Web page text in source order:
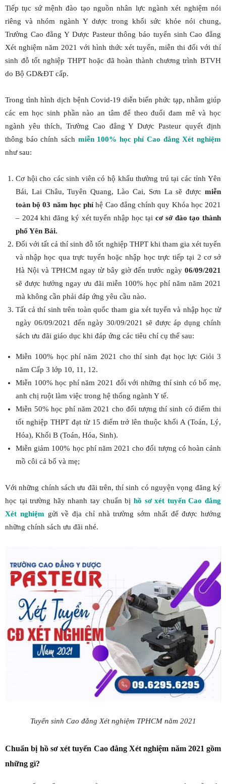
Tiếp tục sứ mệnh đào tạo nguồn nhân lực ngành xét nghiệm nói
riêng và nhóm ngành Y dược trong khối sức khỏe nói chung,
Trường Cao đẳng Y Dược Pasteur thông báo tuyển sinh Cao đẳng
Xét nghiệm năm 2021 với hình thức xét tuyển, miễn thi đối với thí
sinh đỗ tốt nghiệp THPT hoặc đã hoàn thành chương trình BTVH
do Bộ GD&ĐT cấp.
Trong tình hình dịch bệnh Covid-19 diễn biến phức tạp, nhằm giúp
các em học sinh phần nào an tâm để theo đuổi đam mê và học
ngành yêu thích, Trường Cao đẳng Y Dược Pasteur quyết định
thông báo chính sách miễn 100% học phí Cao đẳng Xét nghiệm
như sau:
Cơ hội cho các sinh viên có hộ khẩu thường trú tại các tỉnh Yên
Bái, Lai Châu, Tuyên Quang, Lào Cai, Sơn La sẽ được miễn
toàn bộ 03 năm học phíhệ Cao đẳng chính quy Khóa học 2021
– 2024 khi đăng ký xét tuyển nhập học tạicơ sở đào tạo thành
phố Yên Bái.
Đối với tất cả thí sinh đỗ tốt nghiệp THPT khi tham gia xét tuyển
và nhập học qua trực tuyến hoặc nhập học trực tiếp tại 2 cơ sở
Hà Nội và TPHCM ngay từ bây giờ đến trước ngày 06/09/2021
sẽ được hưởng ngay ưu đãi miễn 100% học phí năm năm 2021
mà không cần phải đáp ứng yêu cầu nào.
Tất cả thí sinh trên toàn quốc tham gia xét tuyển và nhập học từ
ngày 06/09/2021 đến ngày 30/09/2021 sẽ được áp dụng chính
sách ưu đãi giáo dục khi đáp ứng các tiêu chí cụ thể sau:
Miễn 100% học phí năm 2021 cho thí sinh đạt học lực Giỏi 3
năm Cấp 3 lớp 10, 11, 12.
Miễn 100% học phí năm 2021 đối với những thí sinh có bố mẹ,
anh chị ruột làm việc trong hệ thống ngành Y tế.
Miễn 50% học phí năm 2021 cho đối tượng thí sinh có điểm thi
tốt nghiệp THPT đạt từ 15 điểm trở lên thuộc khối A (Toán, Lý,
Hóa), Khối B (Toán, Hóa, Sinh).
Miễn giảm 100% học phí năm 2021 cho đối tượng có hoàn cảnh
mồ côi cả bố và mẹ;
Với những chính sách ưu đãi trên, thí sinh có nguyện vọng đăng ký
học tại trường hãy nhanh tay chuẩn bị hồ sơ xét tuyểnCao đẳng
Xét nghiệm gửi về địa chỉ nhà trường sớm nhất để được hưởng
những chính sách ưu đãi nhé.
Tuyển sinh Cao đẳng Xét nghiệm TPHCM năm 2021
Chuẩn bị hồ sơ xét tuyển Cao đẳng Xét nghiệm năm 2021 gồm
những gì?